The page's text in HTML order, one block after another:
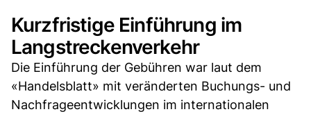
Kurzfristige Einführung im
Langstreckenverkehr
Die Einführung der Gebühren war laut dem
«Handelsblatt» mit veränderten Buchungs- und
Nachfrageentwicklungen im internationalen